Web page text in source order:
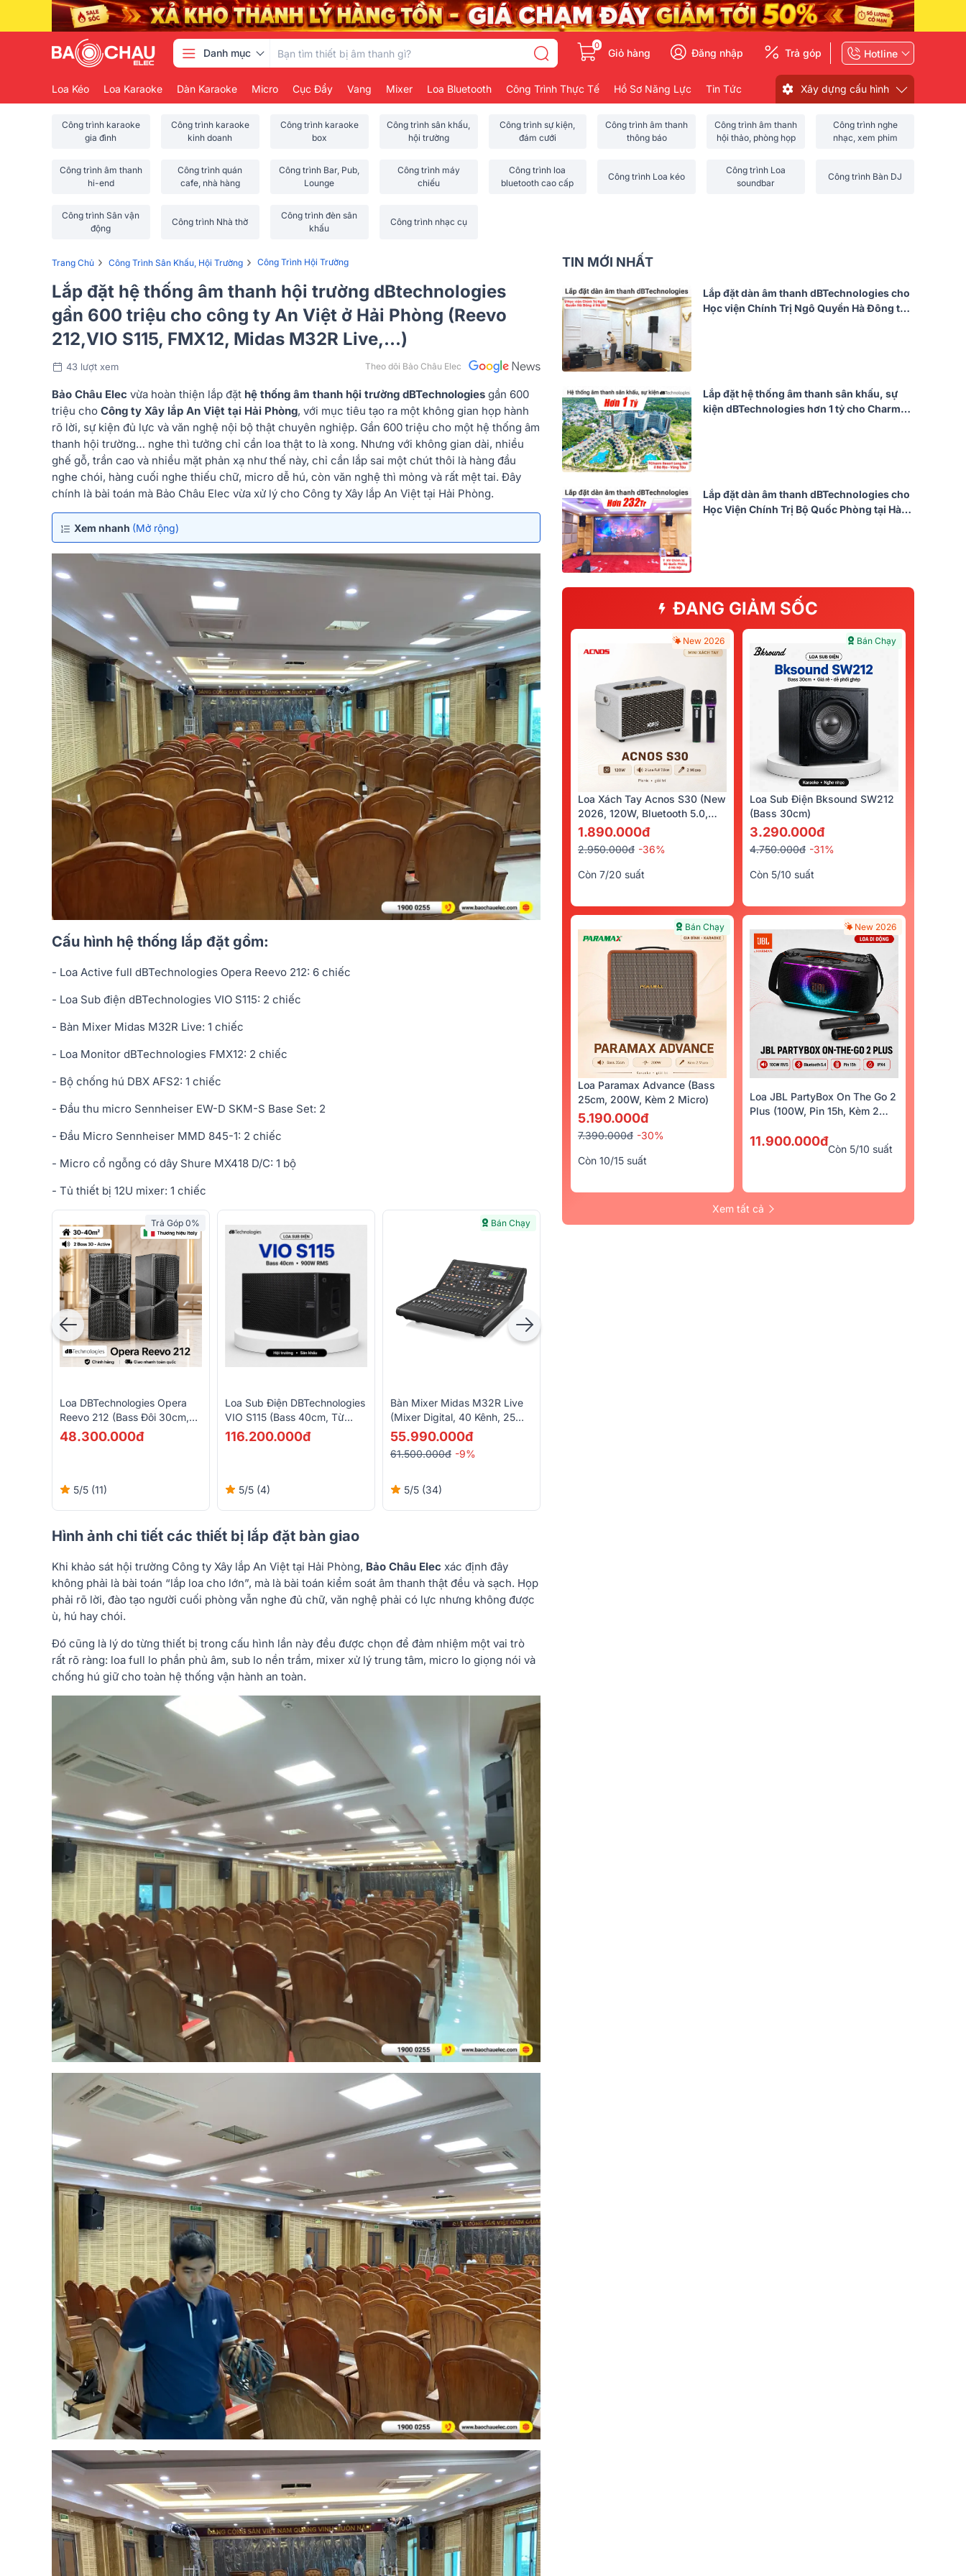
Danh mục
0
Giỏ hàng Đăng nhập Trả góp Hotline
Loa Kéo Loa Karaoke Dàn Karaoke Micro Cục Đẩy Vang Mixer Loa Bluetooth Công Trình Thực Tế Hồ Sơ Năng Lực Tin Tức Xây dựng cấu hình
Công trình karaoke
gia đình
Công trình karaoke
kinh doanh
Công trình karaoke
box
Công trình sân khấu,
hội trường
Công trình sự kiện,
đám cưới
Công trình âm thanh
thông báo
Công trình âm thanh
hội thảo, phòng họp
Công trình nghe
nhạc, xem phim
Công trình âm thanh
hi-end
Công trình quán
cafe, nhà hàng
Công trình Bar, Pub,
Lounge
Công trình máy
chiếu
Công trình loa
bluetooth cao cấp
Công trình Loa kéo
Công trình Loa
soundbar
Công trình Bàn DJ
Công trình Sân vận
động
Công trình Nhà thờ
Công trình đèn sân
khấu
Công trình nhạc cụ
Trang Chủ › Công Trình Sân Khấu, Hội Trường › Công Trình Hội Trường
Lắp đặt hệ thống âm thanh hội trường dBtechnologies
gần 600 triệu cho công ty An Việt ở Hải Phòng (Reevo
212,VIO S115, FMX12, Midas M32R Live,...)
43 lượt xem Theo dõi Bảo Châu Elec
Bảo Châu Elec vừa hoàn thiện lắp đặt hệ thống âm thanh hội trường dBTechnologies gần 600
triệu cho Công ty Xây lắp An Việt tại Hải Phòng, với mục tiêu tạo ra một không gian họp hành
rõ lời, sự kiện đủ lực và văn nghệ nội bộ thật chuyên nghiệp. Gần 600 triệu cho một hệ thống âm
thanh hội trường… nghe thì tưởng chỉ cần loa thật to là xong. Nhưng với không gian dài, nhiều
ghế gỗ, trần cao và nhiều mặt phản xạ như thế này, chỉ cần lắp sai một chút thôi là hàng đầu
nghe chói, hàng cuối nghe thiếu chữ, micro dễ hú, còn văn nghệ thì mỏng và rất mệt tai. Đây
chính là bài toán mà Bảo Châu Elec vừa xử lý cho Công ty Xây lắp An Việt tại Hải Phòng.
Xem nhanh (Mở rộng)
Cấu hình hệ thống lắp đặt gồm:
- Loa Active full dBTechnologies Opera Reevo 212: 6 chiếc
- Loa Sub điện dBTechnologies VIO S115: 2 chiếc
- Bàn Mixer Midas M32R Live: 1 chiếc
- Loa Monitor dBTechnologies FMX12: 2 chiếc
- Bộ chống hú DBX AFS2: 1 chiếc
- Đầu thu micro Sennheiser EW-D SKM-S Base Set: 2
- Đầu Micro Sennheiser MMD 845-1: 2 chiếc
- Micro cổ ngỗng có dây Shure MX418 D/C: 1 bộ
- Tủ thiết bị 12U mixer: 1 chiếc
Trả Góp 0%
Loa DBTechnologies Opera
Reevo 212 (Bass Đôi 30cm,
Active, Made In Italy, Từ
Neo)
48.300.000đ
5/5 (11)
Loa Sub Điện DBTechnologies
VIO S115 (Bass 40cm, Từ
Neo)
116.200.000đ
5/5 (4)
Bán Chạy
Bàn Mixer Midas M32R Live
(Mixer Digital, 40 Kênh, 25
Bus)
55.990.000đ
61.500.000đ -9%
5/5 (34)
Trả Góp 0%
Hình ảnh chi tiết các thiết bị lắp đặt bàn giao
Khi khảo sát hội trường Công ty Xây lắp An Việt tại Hải Phòng, Bảo Châu Elec xác định đây
không phải là bài toán “lắp loa cho lớn”, mà là bài toán kiểm soát âm thanh thật đều và sạch. Họp
phải rõ lời, đào tạo người cuối phòng vẫn nghe đủ chữ, văn nghệ phải có lực nhưng không được
ù, hú hay chói.
Đó cũng là lý do từng thiết bị trong cấu hình lần này đều được chọn để đảm nhiệm một vai trò
rất rõ ràng: loa full lo phần phủ âm, sub lo nền trầm, mixer xử lý trung tâm, micro lo giọng nói và
chống hú giữ cho toàn hệ thống vận hành an toàn.
TIN MỚI NHẤT
Lắp đặt dàn âm thanh dBTechnologies cho
Học viện Chính Trị Ngô Quyền Hà Đông tại
Lắp đặt hệ thống âm thanh sân khấu, sự
kiện dBTechnologies hơn 1 tỷ cho Charm
Lắp đặt dàn âm thanh dBTechnologies cho
Học Viện Chính Trị Bộ Quốc Phòng tại Hà
ĐANG GIẢM SỐC
New 2026
Loa Xách Tay Acnos S30 (New
2026, 120W, Bluetooth 5.0,
Kèm 2 Tay Micro)
1.890.000đ
2.950.000đ -36%
Còn 7/20 suất
Bán Chạy
Loa Sub Điện Bksound SW212
(bass 30cm)
3.290.000đ
4.750.000đ -31%
Còn 5/10 suất
Bán Chạy
Loa Paramax Advance (Bass
25cm, 200W, Kèm 2 Micro)
5.190.000đ
7.390.000đ -30%
Còn 10/15 suất
New 2026
Loa JBL PartyBox On The Go 2
Plus (100W, Pin 15h, Kèm 2
11.900.000đ
Còn 5/10 suất
Xem tất cả